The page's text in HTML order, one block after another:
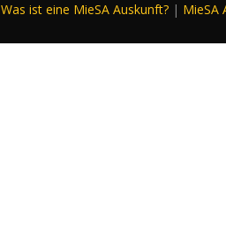
Was ist eine MieSA Auskunft? | MieSA